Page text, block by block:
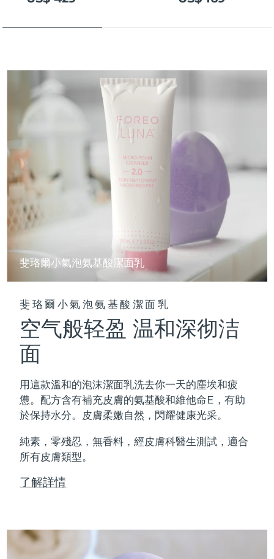
斐珞爾小氣泡氨基酸潔面乳
斐珞爾小氣泡氨基酸潔面乳
空气般轻盈 温和深彻洁
面
用這款溫和的泡沫潔面乳洗去你一天的塵埃和疲
憊。配方含有補充皮膚的氨基酸和維他命E，有助
於保持水分。皮膚柔嫩自然，閃耀健康光采。
純素，零殘忍，無香料，經皮膚科醫生測試，適合
所有皮膚類型。
了解詳情